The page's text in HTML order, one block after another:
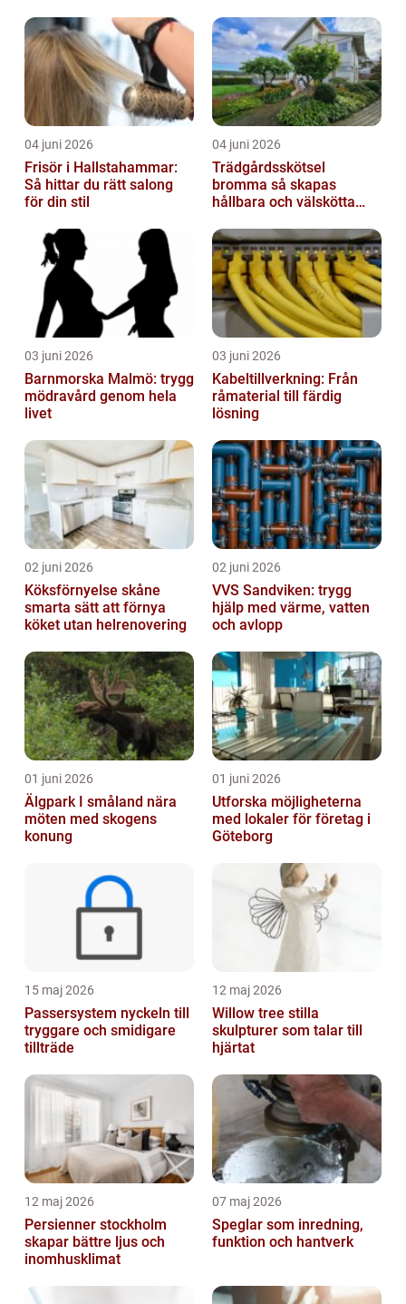
04 juni 2026
Frisör i Hallstahammar:
Så hittar du rätt salong
för din stil
04 juni 2026
Trädgårdsskötsel
bromma så skapas
hållbara och välskötta
03 juni 2026
Barnmorska Malmö: trygg
mödravård genom hela
livet
03 juni 2026
Kabeltillverkning: Från
råmaterial till färdig
lösning
02 juni 2026
Köksförnyelse skåne
smarta sätt att förnya
köket utan helrenovering
02 juni 2026
VVS Sandviken: trygg
hjälp med värme, vatten
och avlopp
01 juni 2026
Älgpark I småland nära
möten med skogens
konung
01 juni 2026
Utforska möjligheterna
med lokaler för företag i
Göteborg
15 maj 2026
Passersystem nyckeln till
tryggare och smidigare
tillträde
12 maj 2026
Willow tree stilla
skulpturer som talar till
hjärtat
12 maj 2026
Persienner stockholm
skapar bättre ljus och
inomhusklimat
07 maj 2026
Speglar som inredning,
funktion och hantverk